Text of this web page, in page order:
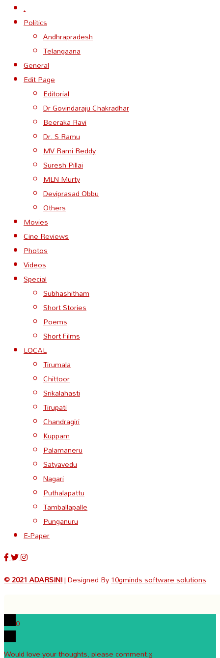
.
Politics
Andhrapradesh
Telangaana
General
Edit Page
Editorial
Dr Govindaraju Chakradhar
Beeraka Ravi
Dr. S Ramu
MV Rami Reddy
Suresh Pillai
MLN Murty
Deviprasad Obbu
Others
Movies
Cine Reviews
Photos
Videos
Special
Subhashitham
Short Stories
Poems
Short Films
LOCAL
Tirumala
Chittoor
Srikalahasti
Tirupati
Chandragiri
Kuppam
Palamaneru
Satyavedu
Nagari
Puthalapattu
Tamballapalle
Punganuru
E-Paper
© 2021 ADARSINI| Designed By10gminds software solutions
0
Would love your thoughts, please comment.x